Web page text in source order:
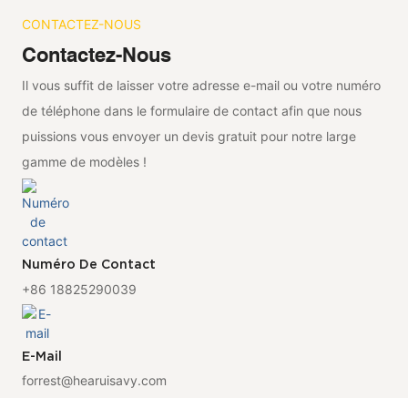
CONTACTEZ-NOUS
Contactez-Nous
Il vous suffit de laisser votre adresse e-mail ou votre numéro
de téléphone dans le formulaire de contact afin que nous
puissions vous envoyer un devis gratuit pour notre large
gamme de modèles !
Numéro De Contact
+86 18825290039
E-Mail
forrest@hearuisavy.com